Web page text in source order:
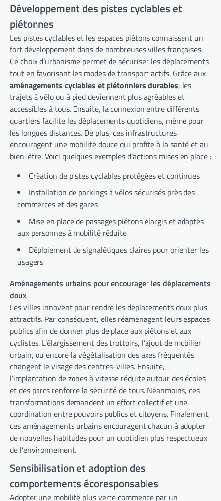
Développement des pistes cyclables et
piétonnes
Les pistes cyclables et les espaces piétons connaissent un
fort développement dans de nombreuses villes françaises.
Ce choix d’urbanisme permet de sécuriser les déplacements
tout en favorisant les modes de transport actifs. Grâce aux
aménagements cyclables et piétonniers durables, les
trajets à vélo ou à pied deviennent plus agréables et
accessibles à tous. Ensuite, la connexion entre différents
quartiers facilite les déplacements quotidiens, même pour
les longues distances. De plus, ces infrastructures
encouragent une mobilité douce qui profite à la santé et au
bien-être. Voici quelques exemples d’actions mises en place :
Création de pistes cyclables protégées et continues
Installation de parkings à vélos sécurisés près des
commerces et des gares
Mise en place de passages piétons élargis et adaptés
aux personnes à mobilité réduite
Déploiement de signalétiques claires pour orienter les
usagers
Aménagements urbains pour encourager les déplacements
doux
Les villes innovent pour rendre les déplacements doux plus
attractifs. Par conséquent, elles réaménagent leurs espaces
publics afin de donner plus de place aux piétons et aux
cyclistes. L’élargissement des trottoirs, l’ajout de mobilier
urbain, ou encore la végétalisation des axes fréquentés
changent le visage des centres-villes. Ensuite,
l’implantation de zones à vitesse réduite autour des écoles
et des parcs renforce la sécurité de tous. Néanmoins, ces
transformations demandent un effort collectif et une
coordination entre pouvoirs publics et citoyens. Finalement,
ces aménagements urbains encouragent chacun à adopter
de nouvelles habitudes pour un quotidien plus respectueux
de l’environnement.
Sensibilisation et adoption des
comportements écoresponsables
Adopter une mobilité plus verte commence par un